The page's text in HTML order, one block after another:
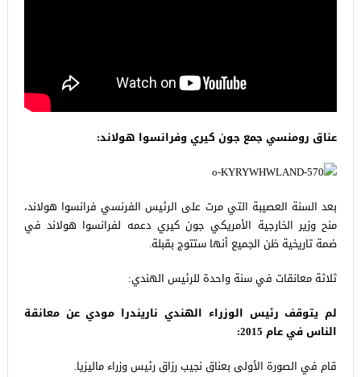
عناق رومنسي جمع جون كيري وفرانسوا هولاند:
بعد السنة العصيبة التي مرت على الرئيس الفرنسي فرانسوا هولاند،
منح وزير الخارجية الأمريكي جون كيري دعمه لفرانسوا هولاند في
ضمة تاريخية ظن الجميع أنها ستتوج بقبلة.
ثلاثة معانقات في سنة واحدة للرئيس الهندي:
لم يتوقف رئيس الوزراء الهندي ناريندرا مودي عن معانقة
الناس في عام 2015:
قام في الصورة الأولى بعناق نجيب رزاق رئيس وزراء ماليزيا.